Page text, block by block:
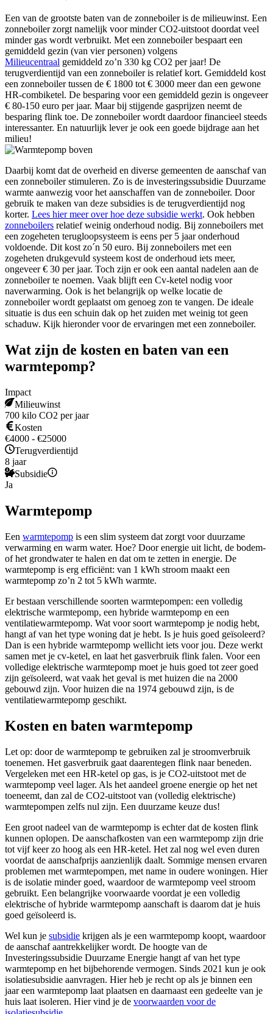
Een van de grootste baten van de zonneboiler is de milieuwinst. Een
zonneboiler zorgt namelijk voor minder CO2-uitstoot doordat veel
minder gas wordt verbruikt. Met een zonneboiler bespaart een
gemiddeld gezin (van vier personen) volgens
Milieucentraal gemiddeld zo’n 330 kg CO2 per jaar! De
terugverdientijd van een zonneboiler is relatief kort. Gemiddeld kost
een zonneboiler tussen de € 1800 tot € 3000 meer dan een gewone
HR-combiketel. De besparing voor een gemiddeld gezin is ongeveer
€ 80-150 euro per jaar. Maar bij stijgende gasprijzen neemt de
besparing flink toe. De zonneboiler wordt daardoor financieel steeds
interessanter. En natuurlijk lever je ook een goede bijdrage aan het
milieu!
Daarbij komt dat de overheid en diverse gemeenten de aanschaf van
een zonneboiler stimuleren. Zo is de investeringssubsidie Duurzame
warmte aanwezig voor het aanschaffen van de zonneboiler. Door
gebruik te maken van deze subsidies is de terugverdientijd nog
korter. Lees hier meer over hoe deze subsidie werkt. Ook hebben
zonneboilers relatief weinig onderhoud nodig. Bij zonneboilers met
een zogeheten terugloopsysteem is eens per 5 jaar onderhoud
voldoende. Dit kost zo´n 50 euro. Bij zonneboilers met een
zogeheten drukgevuld systeem kost de onderhoud iets meer,
ongeveer € 30 per jaar. Toch zijn er ook een aantal nadelen aan de
zonneboiler te noemen. Vaak blijft een Cv-ketel nodig voor
naverwarming. Ook is het belangrijk op welke locatie de
zonneboiler wordt geplaatst om genoeg zon te vangen. De ideale
situatie is dus een schuin dak op het zuiden met weinig tot geen
schaduw. Kijk hieronder voor de ervaringen met een zonneboiler.
Wat zijn de kosten en baten van een
warmtepomp?
Impact
Milieuwinst
700 kilo CO2 per jaar
Kosten
€4000 - €25000
Terugverdientijd
8 jaar
Subsidie
Ja
Warmtepomp
Een warmtepomp is een slim systeem dat zorgt voor duurzame
verwarming en warm water. Hoe? Door energie uit licht, de bodem-
of het grondwater te halen en dat om te zetten in energie. De
warmtepomp is erg efficiënt: van 1 kWh stroom maakt een
warmtepomp zo’n 2 tot 5 kWh warmte.
Er bestaan verschillende soorten warmtepompen: een volledig
elektrische warmtepomp, een hybride warmtepomp en een
ventilatiewarmtepomp. Wat voor soort warmtepomp je nodig hebt,
hangt af van het type woning dat je hebt. Is je huis goed geïsoleerd?
Dan is een hybride warmtepomp wellicht iets voor jou. Deze werkt
samen met je cv-ketel, en laat het gasverbruik flink falen. Voor een
volledige elektrische warmtepomp moet je huis goed tot zeer goed
zijn geïsoleerd, wat vaak het geval is met huizen die na 2000
gebouwd zijn. Voor huizen die na 1974 gebouwd zijn, is de
ventilatiewarmtepomp geschikt.
Kosten en baten warmtepomp
Let op: door de warmtepomp te gebruiken zal je stroomverbruik
toenemen. Het gasverbruik gaat daarentegen flink naar beneden.
Vergeleken met een HR-ketel op gas, is je CO2-uitstoot met de
warmtepomp veel lager. Als het aandeel groene energie op het net
toeneemt, dan zal de CO2-uitstoot van (volledig elektrische)
warmtepompen zelfs nul zijn. Een duurzame keuze dus!
Een groot nadeel van de warmtepomp is echter dat de kosten flink
kunnen oplopen. De aanschafkosten van een warmtepomp zijn drie
tot vijf keer zo hoog als een HR-ketel. Het zal nog wel even duren
voordat de aanschafprijs aanzienlijk daalt. Sommige mensen ervaren
problemen met warmtepompen, met name in oudere woningen. Hier
is de isolatie minder goed, waardoor de warmtepomp veel stroom
gebruikt. Een belangrijke voorwaarde voordat je een volledig
elektrische of hybride warmtepomp aanschaft is daarom dat je huis
goed geïsoleerd is.
Wel kun je subsidie krijgen als je een warmtepomp koopt, waardoor
de aanschaf aantrekkelijker wordt. De hoogte van de
Investeringssubsidie Duurzame Energie hangt af van het type
warmtepomp en het bijbehorende vermogen. Sinds 2021 kun je ook
isolatiesubsidie aanvragen. Hier heb je recht op als je binnen een
jaar een warmtepomp laat plaatsen en daarnaast een gedeelte van je
huis laat isoleren. Hier vind je de voorwaarden voor de